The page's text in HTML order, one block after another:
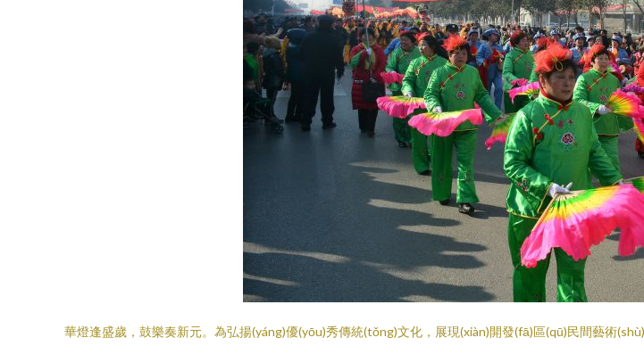
華燈逢盛歲，鼓樂奏新元。為弘揚(yáng)優(yōu)秀傳統(tǒng)文化，展現(xiàn)開發(fā)區(qū)民間藝術